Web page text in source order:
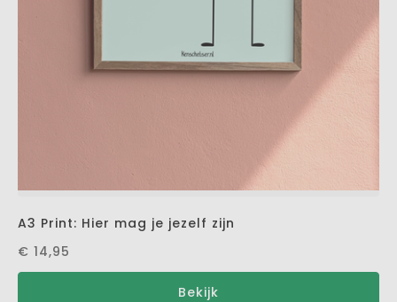
A3 Print: Hier mag je jezelf zijn
€ 14,95
Bekijk